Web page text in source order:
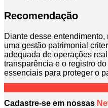
Recomendação
Diante desse
uma gestão patrimonial
adequada de operações
transparência e o registro
essenciais para proteger o
Cadastre-se em nossas